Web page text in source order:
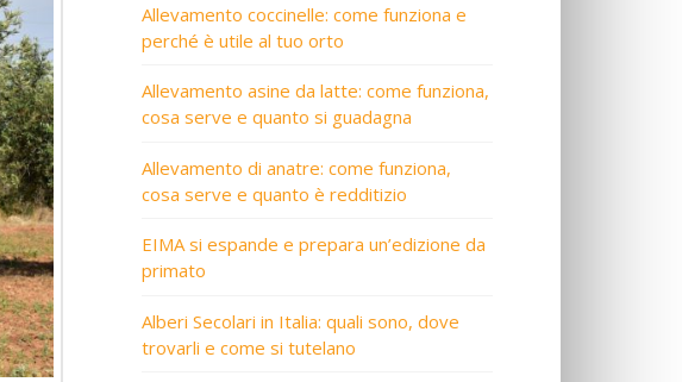
Allevamento coccinelle: come funziona e
perché è utile al tuo orto
Allevamento asine da latte: come funziona,
cosa serve e quanto si guadagna
Allevamento di anatre: come funziona,
cosa serve e quanto è redditizio
EIMA si espande e prepara un’edizione da
primato
Alberi Secolari in Italia: quali sono, dove
trovarli e come si tutelano